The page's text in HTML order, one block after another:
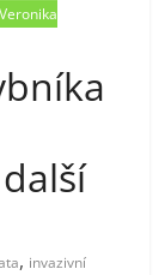
Veronika
, invazivní